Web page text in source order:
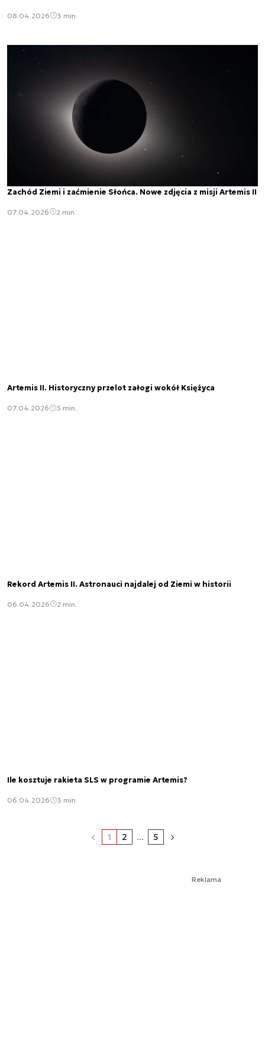
08.04.2026 3 min.
Zachód Ziemi i zaćmienie Słońca. Nowe zdjęcia z misji Artemis II
07.04.2026 2 min.
Artemis II. Historyczny przelot załogi wokół Księżyca
07.04.2026 3 min.
Rekord Artemis II. Astronauci najdalej od Ziemi w historii
06.04.2026 2 min.
Ile kosztuje rakieta SLS w programie Artemis?
06.04.2026 3 min.
1 2 ... 5
Reklama